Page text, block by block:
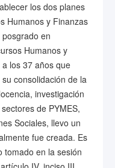
los dos planes
Humanos y Finanzas
en
Humanos y
los 37 años que
consolidación de la
investigación
de PYMES,
Sociales, llevo un
fue creada. Es
tomado en la sesión